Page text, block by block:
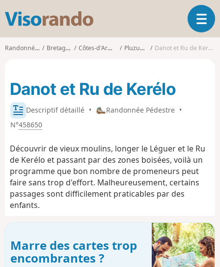
s
o
d
o
O
u
v
g
a
Randonnées Bretagne Côtes-d'Armor Pluzunet Danot et Ru de Kerélo
Descriptif détaillé • Randonnée Pédestre •
N°458650
Danot et Ru de Kerélo
Découvrir de vieux moulins, longer le Léguer et le Ru
de Kerélo et passant par des zones boisées, voilà un
programme que bon nombre de promeneurs peut
faire sans trop d'effort. Malheureusement, certains
passages sont difficilement praticables par des
enfants.
Marre des cartes trop
encombrantes ?